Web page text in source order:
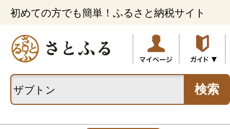
初めての方でも簡単！ふるさと納税サイト
検索